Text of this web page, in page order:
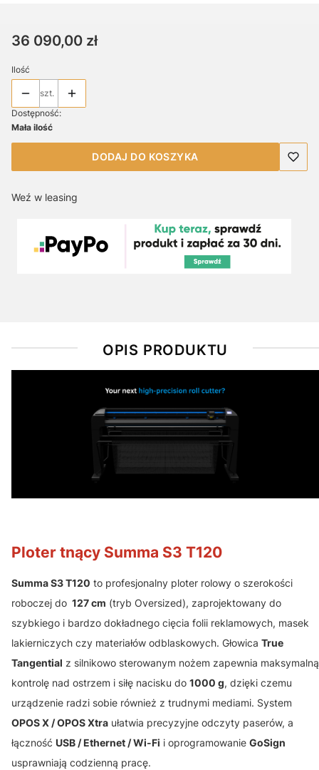
Cena
36 090,00 zł
Ilość
szt.
Dostępność:
Mała ilość
DODAJ DO KOSZYKA
Weź w leasing
OPIS PRODUKTU
Ploter tnący Summa S3 T120
Summa S3 T120 to profesjonalny ploter rolowy o szerokości
roboczej do 127 cm (tryb Oversized), zaprojektowany do
szybkiego i bardzo dokładnego cięcia folii reklamowych, masek
lakierniczych czy materiałów odblaskowych. Głowica True
Tangential z silnikowo sterowanym nożem zapewnia maksymalną
kontrolę nad ostrzem i siłę nacisku do 1000 g, dzięki czemu
urządzenie radzi sobie również z trudnymi mediami. System
OPOS X / OPOS Xtra ułatwia precyzyjne odczyty paserów, a
łączność USB / Ethernet / Wi-Fi i oprogramowanie GoSign
usprawniają codzienną pracę.